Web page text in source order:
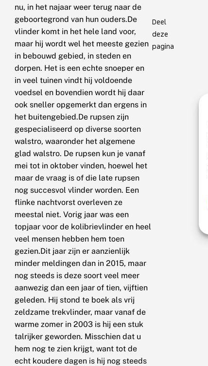
nu, in het najaar weer terug naar de
geboortegrond van hun ouders.De
vlinder komt in het hele land voor,
maar hij wordt wel het meeste gezien
in bebouwd gebied, in steden en
dorpen. Het is een echte snoeper en
in veel tuinen vindt hij voldoende
voedsel en bovendien wordt hij daar
ook sneller opgemerkt dan ergens in
het buitengebied.De rupsen zijn
gespecialiseerd op diverse soorten
walstro, waaronder het algemene
glad walstro. De rupsen kun je vanaf
mei tot in oktober vinden, hoewel het
maar de vraag is of die late rupsen
nog succesvol vlinder worden. Een
flinke nachtvorst overleven ze
meestal niet. Vorig jaar was een
topjaar voor de kolibrievlinder en heel
veel mensen hebben hem toen
gezien.Dit jaar zijn er aanzienlijk
minder meldingen dan in 2015, maar
nog steeds is deze soort veel meer
aanwezig dan een jaar of tien, vijftien
geleden. Hij stond te boek als vrij
zeldzame trekvlinder, maar vanaf de
warme zomer in 2003 is hij een stuk
talrijker geworden. Misschien dat u
hem nog te zien krijgt, want tot de
echt koudere dagen is hij nog steeds
Deel
deze
pagina